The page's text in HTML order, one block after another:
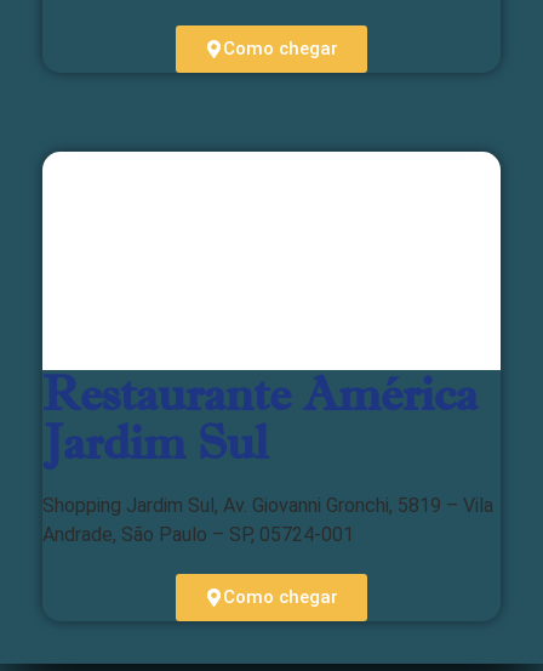
Como chegar
Restaurante América
Jardim Sul
Shopping Jardim Sul, Av. Giovanni Gronchi, 5819 – Vila
Andrade, São Paulo – SP, 05724-001
Como chegar